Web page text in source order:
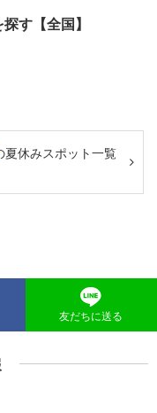
す【全国】
夏休みスポット一覧
友だちに送る